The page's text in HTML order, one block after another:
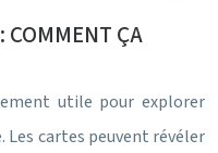
COMMENT ÇA
utile pour explorer
cartes peuvent révéler